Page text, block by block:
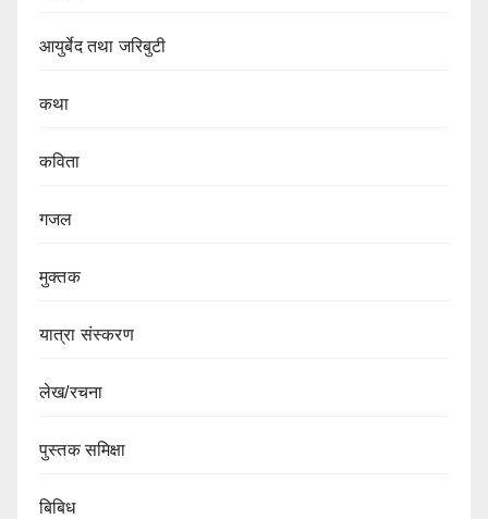
आयुर्बेद तथा जरिबुटी
कथा
कविता
गजल
मुक्तक
यात्रा संस्करण
लेख/रचना
पुस्तक समिक्षा
बिबिध